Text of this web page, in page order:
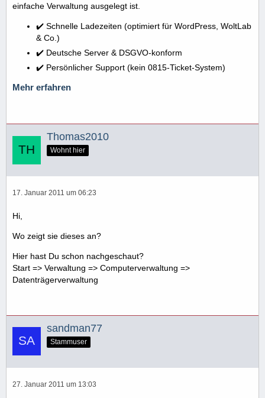
einfache Verwaltung ausgelegt ist.
✔️ Schnelle Ladezeiten (optimiert für WordPress, WoltLab
& Co.)
✔️ Deutsche Server & DSGVO-konform
✔️ Persönlicher Support (kein 0815-Ticket-System)
Mehr erfahren
Thomas2010
Wohnt hier
17. Januar 2011 um 06:23
Hi,
Wo zeigt sie dieses an?
Hier hast Du schon nachgeschaut?
Start => Verwaltung => Computerverwaltung =>
Datenträgerverwaltung
sandman77
Stammuser
27. Januar 2011 um 13:03